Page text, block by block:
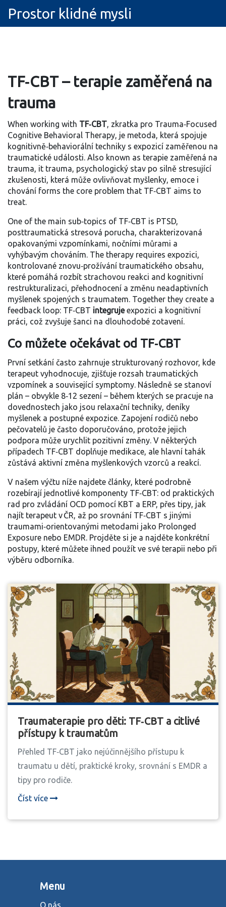
Prostor klidné mysli
TF‑CBT – terapie zaměřená na
trauma
When working with TF‑CBT, zkratka pro Trauma‑Focused
Cognitive Behavioral Therapy, je metoda, která spojuje
kognitivně‑behaviorální techniky s expozicí zaměřenou na
traumatické události. Also known as terapie zaměřená na
trauma, it trauma, psychologický stav po silně stresující
zkušenosti, která může ovlivňovat myšlenky, emoce i
chování forms the core problem that TF‑CBT aims to
treat.
One of the main sub‑topics of TF‑CBT is PTSD,
posttraumatická stresová porucha, charakterizovaná
opakovanými vzpomínkami, nočními můrami a
vyhýbavým chováním. The therapy requires expozici,
kontrolované znovu‑prožívání traumatického obsahu,
které pomáhá rozbít strachovou reakci and kognitivní
restrukturalizaci, přehodnocení a změnu neadaptivních
myšlenek spojených s traumatem. Together they create a
feedback loop: TF‑CBT integrujeexpozici a kognitivní
práci, což zvyšuje šanci na dlouhodobé zotavení.
Co můžete očekávat od TF‑CBT
První setkání často zahrnuje strukturovaný rozhovor, kde
terapeut vyhodnocuje, zjišťuje rozsah traumatických
vzpomínek a související symptomy. Následně se stanoví
plán – obvykle 8‑12 sezení – během kterých se pracuje na
dovednostech jako jsou relaxační techniky, deníky
myšlenek a postupné expozice. Zapojení rodičů nebo
pečovatelů je často doporučováno, protože jejich
podpora může urychlit pozitivní změny. V některých
případech TF‑CBT doplňuje medikace, ale hlavní tahák
zůstává aktivní změna myšlenkových vzorců a reakcí.
V našem výčtu níže najdete články, které podrobně
rozebírají jednotlivé komponenty TF‑CBT: od praktických
rad pro zvládání OCD pomocí KBT a ERP, přes tipy, jak
najít terapeut v ČR, až po srovnání TF‑CBT s jinými
traumami‑orientovanými metodami jako Prolonged
Exposure nebo EMDR. Projděte si je a najděte konkrétní
postupy, které můžete ihned použít ve své terapii nebo při
výběru odborníka.
Traumaterapie pro děti: TF‑CBT a citlivé
přístupy k traumatům
Přehled TF‑CBT jako nejúčinnějšího přístupu k
traumatu u dětí, praktické kroky, srovnání s EMDR a
tipy pro rodiče.
Číst více
Menu
O nás